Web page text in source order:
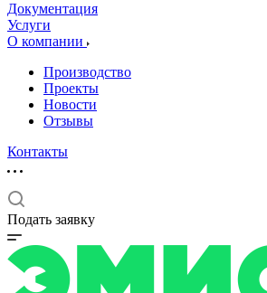
Документация
Услуги
О компании
Производство
Проекты
Новости
Отзывы
Контакты
Подать заявку